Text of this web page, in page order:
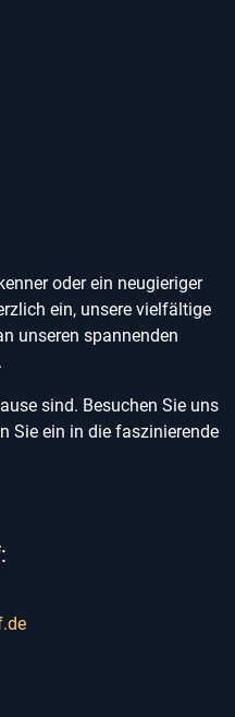
oder ein neugieriger
ein, unsere vielfältige
unseren spannenden
sind. Besuchen Sie uns
Sie ein in die faszinierende